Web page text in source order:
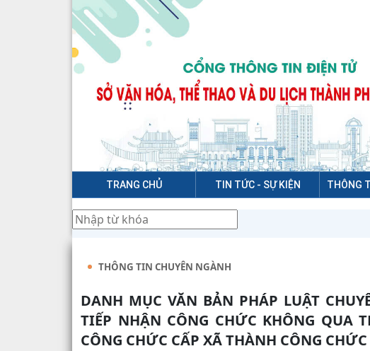
TRANG CHỦ TIN TỨC - SỰ KIỆN THÔNG
Thứ 6, 7/8/2026, 03:52:49 AM
THÔNG TIN CHUYÊN NGÀNH
DANH MỤC VĂN BẢN PHÁP LUẬT CHUYÊN NGÀNH VĂN HÓA PHỤC VỤ VIỆC
TIẾP NHẬN CÔNG CHỨC KHÔNG QUA
CÔNG CHỨC CẤP XÃ THÀNH CÔNG